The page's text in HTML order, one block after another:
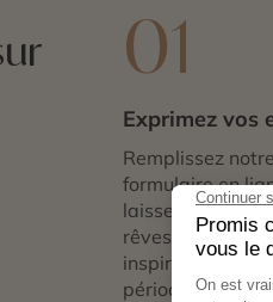
01
Exprimez vos
Remplissez notre
formulaire en
laissez libre
rêves de voyage
inspirations,
période idéale…